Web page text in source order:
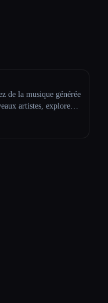
de la musique générée
artistes, explorez
tes propres titres sur